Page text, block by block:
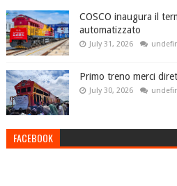
COSCO inaugura il
automatizzato
July 31, 2026
Primo treno merci
July 30, 2026
FACEBOOK